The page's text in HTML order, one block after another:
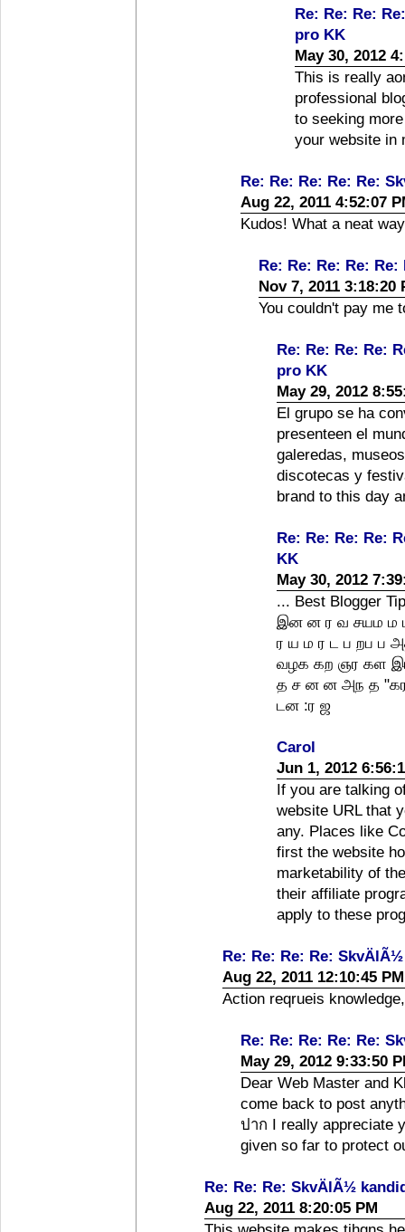
Re: Re: Re:
pro KK
May 30, 2012
This is really
professional
to seeking
your website in
Re: Re: Re: Re: Re:
Aug 22, 2011 4:52:07
Kudos! What a neat
Re: Re: Re: Re: Re:
Nov 7, 2011 3:18:20
You couldn't pay me
Re: Re: Re: Re:
pro KK
May 29, 2012
El grupo se ha
presenteen el
galeredas,
discotecas y
brand to this day
Re: Re: Re: Re:
KK
May 30, 2012
... Best Blogger
இன ன ர வ சயம ம
ர ய ம ர ட ப றப
வழக கற ஞர கள
த ச ன ன அந த
டன :ர ஜ
Carol
Jun 1, 2012
If you are talking
website URL that
any. Places like
first the website
marketability of
their affiliate
apply to these
Re: Re: Re: Re:
Aug 22, 2011 12:10:45 PM
Action reqrueis
Re: Re: Re: Re: Re:
May 29, 2012 9:33:50
Dear Web Master and
come back to post
ปาก I really appreciate
given so far to protect
Re: Re: Re: SkvÄlÃ½
Aug 22, 2011 8:20:05 PM